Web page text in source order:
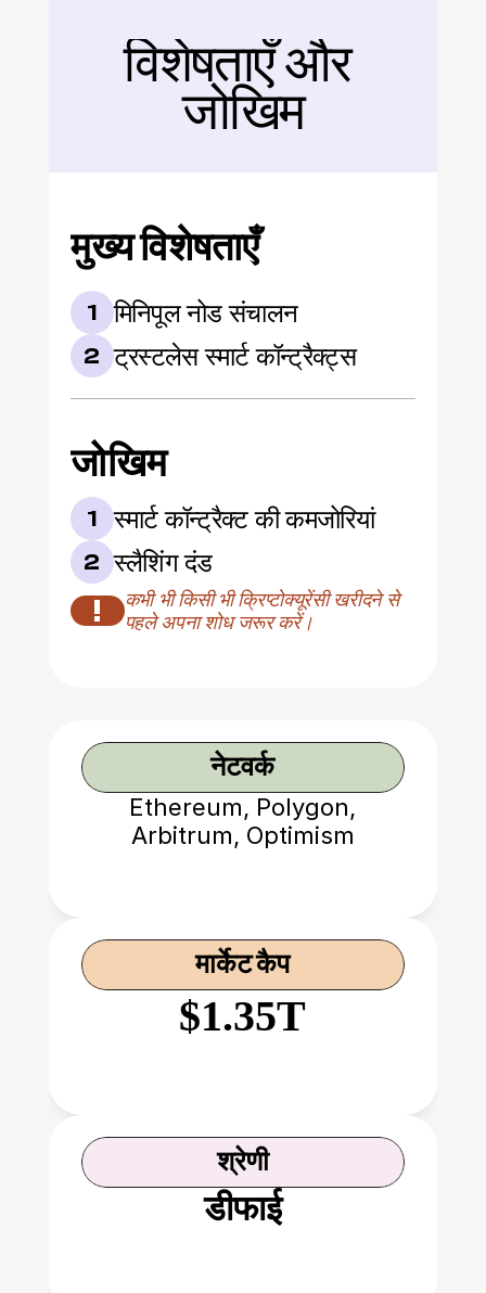
बैक
विशेषताएँ और
जोखिम
मुख्य विशेषताएँ
1 मिनिपूल नोड संचालन
2 ट्रस्टलेस स्मार्ट कॉन्ट्रैक्ट्स
जोखिम
1 स्मार्ट कॉन्ट्रैक्ट की कमजोरियां
2 स्लैशिंग दंड
!
कभी भी किसी भी क्रिप्टोक्यूरेंसी खरीदने से
पहले अपना शोध जरूर करें।
नेटवर्क
Ethereum, Polygon,
Arbitrum, Optimism
मार्केट कैप
$1.35T
श्रेणी
डीफाई